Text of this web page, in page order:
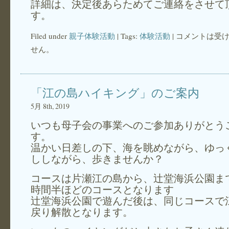
詳細は、決定後あらためてご連絡をさせて
す。
Filed under 親子体験活動 | Tags: 体験活動 | コメントは受
せん。
「江の島ハイキング」のご案内
5月 8th, 2019
いつも母子会の事業へのご参加ありがとう
す。
温かい日差しの下、海を眺めながら、ゆっ
ししながら、歩きませんか？
コースは片瀬江の島から、辻堂海浜公園ま
時間半ほどのコースとなります
辻堂海浜公園で遊んだ後は、同じコースで
戻り解散となります。